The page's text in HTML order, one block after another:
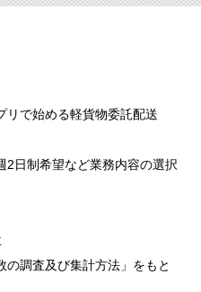
リで始める軽貨物委託配送
2日制希望など業務内容の選択
調査及び集計方法」をもと